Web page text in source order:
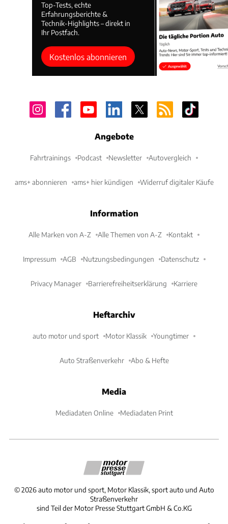
Top-Tests, echte
Erfahrungsberichte &
Technik-Highlights – direkt in
Ihr Postfach.
Kostenlos abonnieren
Angebote
Fahrtrainings Podcast Newsletter Autovergleich
ams+ abonnieren ams+ hier kündigen Widerruf digitaler Käufe
Information
Alle Marken von A-Z Alle Themen von A-Z Kontakt
Impressum AGB Nutzungsbedingungen Datenschutz
Privacy Manager Barrierefreiheitserklärung Karriere
Heftarchiv
auto motor und sport Motor Klassik Youngtimer
Auto Straßenverkehr Abo & Hefte
Media
Mediadaten Online Mediadaten Print
©2026 auto motor und sport, Motor Klassik, sport auto und Auto
Straßenverkehr
sind Teil der Motor Presse Stuttgart GmbH & Co.KG